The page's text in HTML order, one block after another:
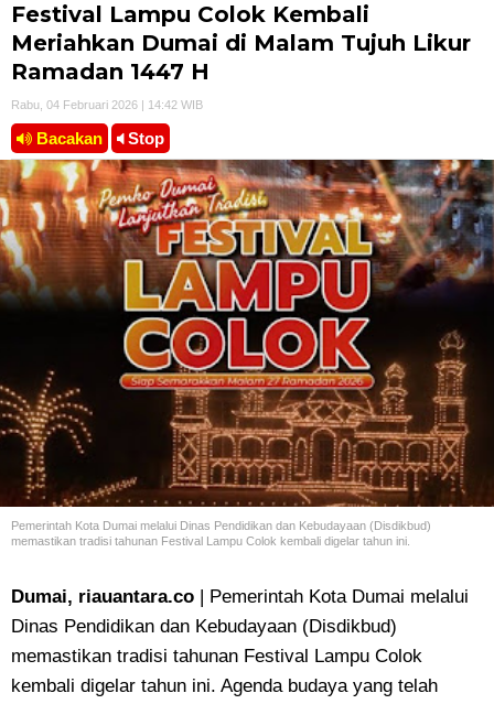
Festival Lampu Colok Kembali
Meriahkan Dumai di Malam Tujuh Likur
Ramadan 1447 H
Rabu, 04 Februari 2026 | 14:42 WIB
Bacakan Stop
Pemerintah Kota Dumai melalui Dinas Pendidikan dan Kebudayaan (Disdikbud)
memastikan tradisi tahunan Festival Lampu Colok kembali digelar tahun ini.
Dumai, riauantara.co
| Pemerintah Kota Dumai melalui
Dinas Pendidikan dan Kebudayaan (Disdikbud)
memastikan tradisi tahunan Festival Lampu Colok
kembali digelar tahun ini. Agenda budaya yang telah